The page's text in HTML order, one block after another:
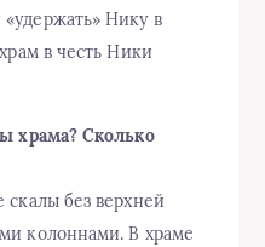
Нику в
в честь Ники
храма? Сколько
без верхней
колоннами. В храме